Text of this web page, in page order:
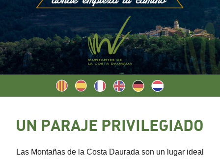
UN PARAJE PRIVILEGIADO
Las Montañas de la Costa Daurada son un lugar ideal